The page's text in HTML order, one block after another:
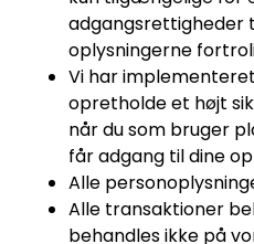
adgangsrettigheder
oplysningerne
Vi har
opretholde et højt
når du som bruger
får adgang til dine
Alle
Alle transaktioner
behandles ikke på